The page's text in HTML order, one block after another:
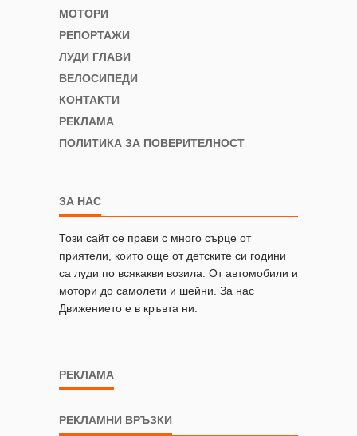
МОТОРИ
РЕПОРТАЖИ
ЛУДИ ГЛАВИ
ВЕЛОСИПЕДИ
КОНТАКТИ
РЕКЛАМА
ПОЛИТИКА ЗА ПОВЕРИТЕЛНОСТ
ЗА НАС
Този сайт се прави с много сърце от
приятели, които още от детските си години
са луди по всякакви возила. От автомобили и
мотори до самолети и шейни. За нас
Движението е в кръвта ни.
РЕКЛАМА
РЕКЛАМНИ ВРЪЗКИ